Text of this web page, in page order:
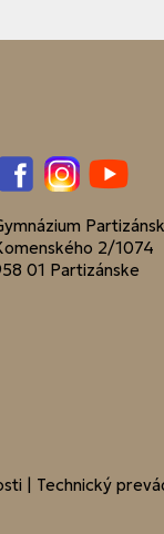
FacebookInstagramYouTube
2/1074
01 Partizánske
| Technický